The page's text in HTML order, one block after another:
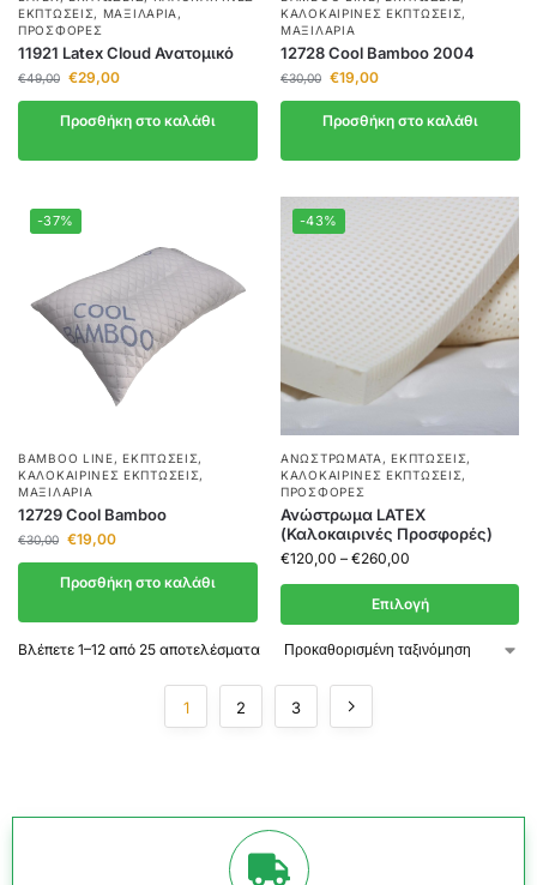
ΕΚΠΤΏΣΕΙΣ, ΜΑΞΙΛΆΡΙΑ ,
ΠΡΟΣΦΟΡΈΣ
11921 Latex Cloud Ανατομικό
€49,00 €29,00
Προσθήκη στο καλάθι
ΚΑΛΟΚΑΙΡΙΝΈΣ ΕΚΠΤΏΣΕΙΣ,
ΜΑΞΙΛΆΡΙΑ
12728 Cool Bamboo 2004
€30,00 €19,00
Προσθήκη στο καλάθι
-37%
BAMBOO LINE,ΕΚΠΤΏΣΕΙΣ,
ΚΑΛΟΚΑΙΡΙΝΈΣ ΕΚΠΤΏΣΕΙΣ,
ΜΑΞΙΛΆΡΙΑ
12729 Cool Bamboo
€30,00 €19,00
Προσθήκη στο καλάθι
-43%
ΑΝΩΣΤΡΏΜΑΤΑ ,ΕΚΠΤΏΣΕΙΣ,
ΚΑΛΟΚΑΙΡΙΝΈΣ ΕΚΠΤΏΣΕΙΣ,
ΠΡΟΣΦΟΡΈΣ
Ανώστρωμα LATEX
(Καλοκαιρινές Προσφορές)
€120,00 – €260,00
Επιλογή
Βλέπετε 1–12 από 25 αποτελέσματα
1 2 3